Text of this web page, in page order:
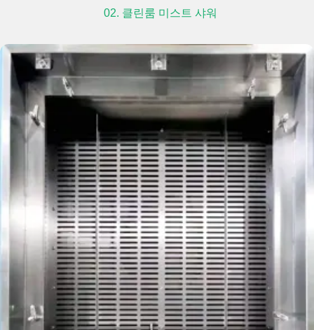
02. 클린룸 미스트 샤워